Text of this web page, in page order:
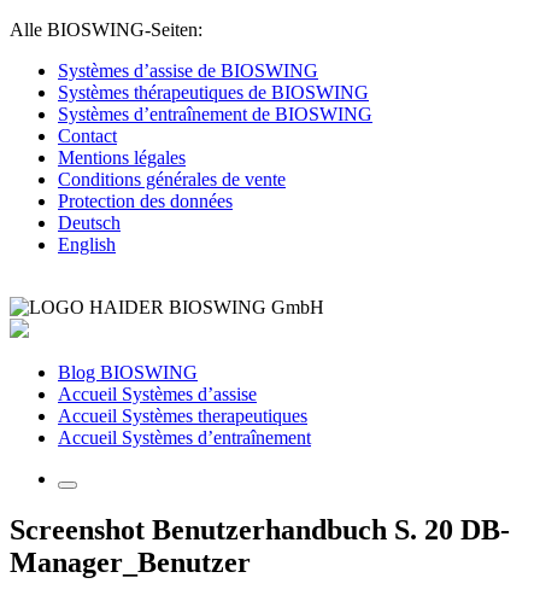
Alle BIOSWING-Seiten:
Systèmes d’assise de BIOSWING
Systèmes thérapeutiques de BIOSWING
Systèmes d’entraînement de BIOSWING
Contact
Mentions légales
Conditions générales de vente
Protection des données
Deutsch
English
Blog BIOSWING
Accueil Systèmes d’assise
Accueil Systèmes therapeutiques
Accueil Systèmes d’entraînement
Screenshot Benutzerhandbuch S. 20 DB-
Manager_Benutzer